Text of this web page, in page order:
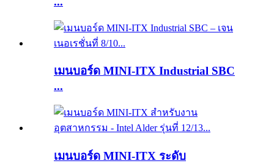
เมนบอร์ด MINI-ITX Industrial SBC
...
เมนบอร์ด MINI-ITX ระดับ